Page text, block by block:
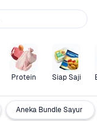
Protein Siap Saji
Aneka Bundle Sayur